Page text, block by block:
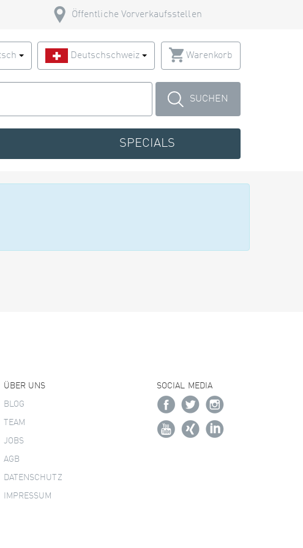
Öffentliche Vorverkaufsstellen
Deutschschweiz Warenkorb
SUCHEN
SPECIALS
ÜBER UNS
BLOG
TEAM
JOBS
AGB
DATENSCHUTZ
IMPRESSUM
SOCIAL MEDIA